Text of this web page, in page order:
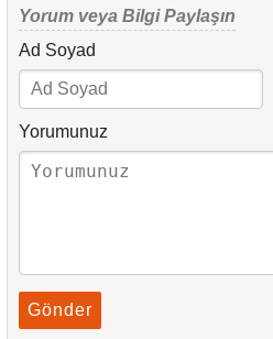
Yorum veya Bilgi Paylaşın
Ad Soyad
Yorumunuz
Gönder